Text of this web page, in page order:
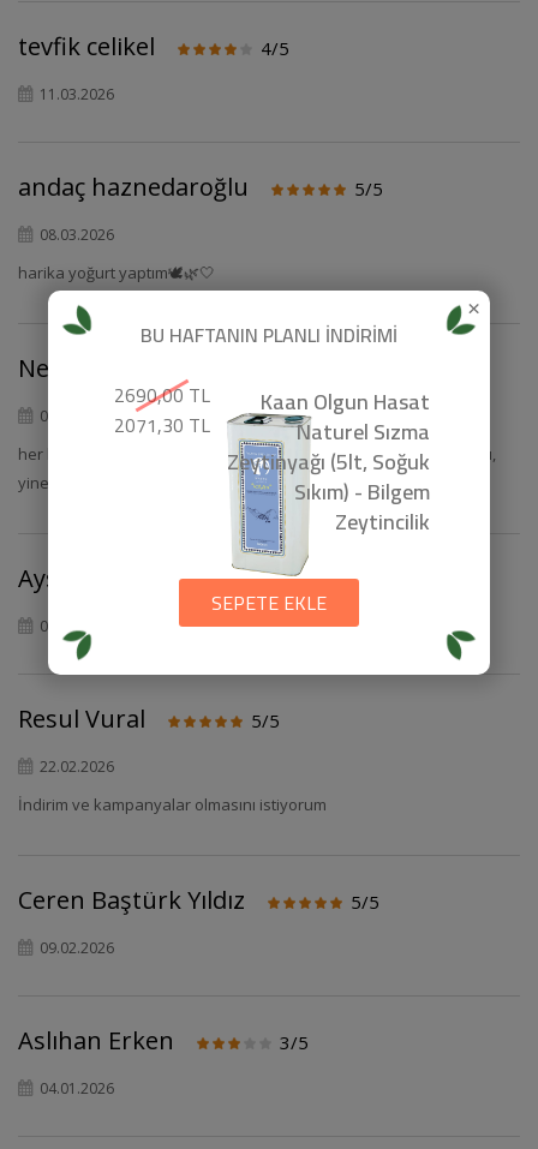
tevfik celikel 4/5
11.03.2026
andaç haznedaroğlu 5/5
08.03.2026
harika yoğurt yaptım🕊🌿🤍
Nesli Özsu
08.03.2026
her hafta alıyoruz, sorunsuz geliyor, 5 litreliği olsa daha iyi olurdu,
yine de teşekkürler
Ayse Sinem kuloglu 5/5
05.03.2026
Resul Vural 5/5
22.02.2026
İndirim ve kampanyalar olmasını istiyorum
Ceren Baştürk Yıldız 5/5
09.02.2026
Aslıhan Erken 3/5
04.01.2026
×
BU HAFTANIN PLANLI İNDİRİMİ
2690,00 TL
2071,30 TL
Kaan Olgun Hasat
Naturel Sızma
Zeytinyağı (5lt, Soğuk
Sıkım) - Bilgem
Zeytincilik
SEPETE EKLE